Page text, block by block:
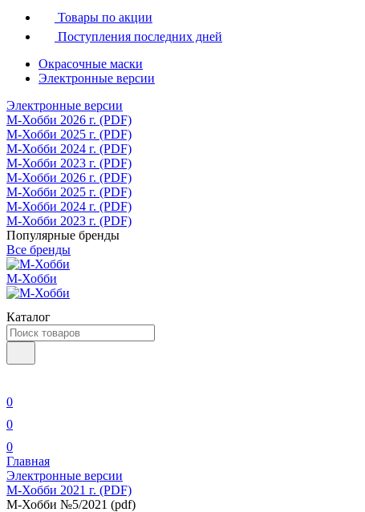
Товары по акции
Поступления последних дней
Окрасочные маски
Электронные версии
Электронные версии
М-Хобби 2026 г. (PDF)
М-Хобби 2025 г. (PDF)
М-Хобби 2024 г. (PDF)
М-Хобби 2023 г. (PDF)
М-Хобби 2026 г. (PDF)
М-Хобби 2025 г. (PDF)
М-Хобби 2024 г. (PDF)
М-Хобби 2023 г. (PDF)
Популярные бренды
Все бренды
М-Хобби
Каталог
0
0
0
Главная
Электронные версии
М-Хобби 2021 г. (PDF)
М-Хобби №5/2021 (pdf)